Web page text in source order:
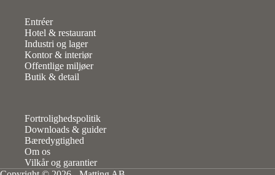
Entréer
Hotel & restaurant
Industri og lager
Kontor & interiør
Offentlige miljøer
Butik & detail
Fortrolighedspolitik
Downloads & guider
Bæredygtighed
Om os
Vilkår og garantier